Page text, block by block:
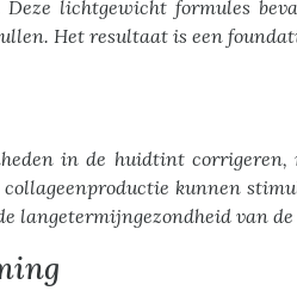
lichtgewicht formules
Het resultaat is een
in de huidtint
kunnen
langetermijngezondheid van